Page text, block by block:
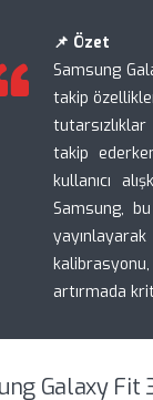
📌 Özet
Samsung
takip
takip
kullanıcı
Samsung,
artırmada
Galaxy Fit